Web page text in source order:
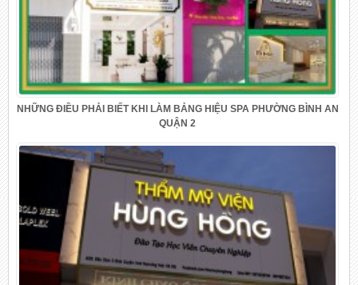
NHỮNG ĐIỀU PHẢI BIẾT KHI LÀM BẢNG HIỆU SPA PHƯỜNG BÌNH AN
QUẬN 2